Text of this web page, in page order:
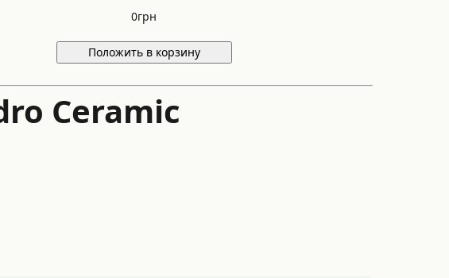
0грн
Положить в корзину
Ceramic